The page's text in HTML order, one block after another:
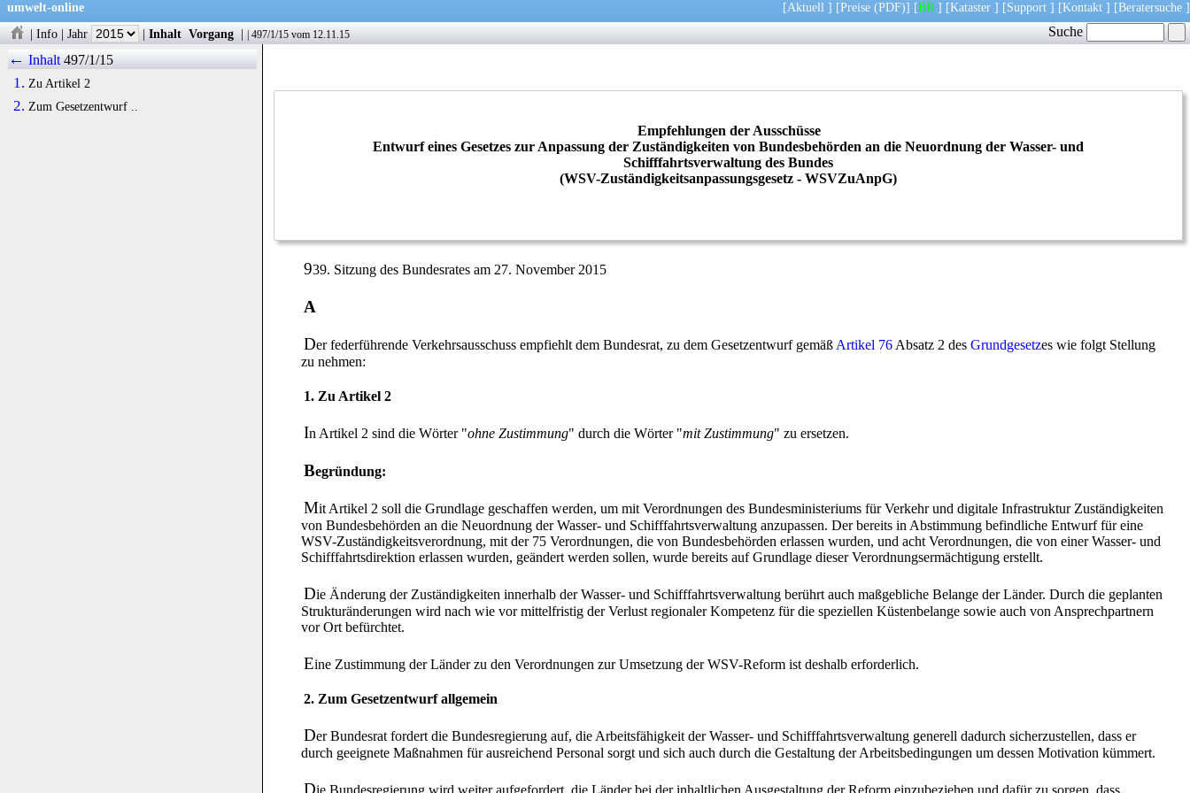
umwelt-online [Aktuell ] [Preise (PDF)] [BR ] [Kataster ] [Support ] [Kontakt ] [Beratersuche ]
| Info | Jahr | Inhalt Vorgang | 497/1/15 vom 12.11.15
Empfehlungen der Ausschüsse
Entwurf eines Gesetzes zur Anpassung der Zuständigkeiten von Bundesbehörden an die Neuordnung der Wasser- und
Schifffahrtsverwaltung des Bundes
(WSV-Zuständigkeitsanpassungsgesetz - WSVZuAnpG)
939. Sitzung des Bundesrates am 27. November 2015
A
Der federführende Verkehrsausschuss empfiehlt dem Bundesrat, zu dem Gesetzentwurf gemäßArtikel 76Absatz 2 desGrundgesetzes wie folgt Stellung
zu nehmen:
1. Zu Artikel 2
In Artikel 2 sind die Wörter "ohne Zustimmung" durch die Wörter "mit Zustimmung" zu ersetzen.
Begründung:
Mit Artikel 2 soll die Grundlage geschaffen werden, um mit Verordnungen des Bundesministeriums für Verkehr und digitale Infrastruktur Zuständigkeiten
von Bundesbehörden an die Neuordnung der Wasser- und Schifffahrtsverwaltung anzupassen. Der bereits in Abstimmung befindliche Entwurf für eine
WSV-Zuständigkeitsverordnung, mit der 75 Verordnungen, die von Bundesbehörden erlassen wurden, und acht Verordnungen, die von einer Wasser- und
Schifffahrtsdirektion erlassen wurden, geändert werden sollen, wurde bereits auf Grundlage dieser Verordnungsermächtigung erstellt.
Die Änderung der Zuständigkeiten innerhalb der Wasser- und Schifffahrtsverwaltung berührt auch maßgebliche Belange der Länder. Durch die geplanten
Strukturänderungen wird nach wie vor mittelfristig der Verlust regionaler Kompetenz für die speziellen Küstenbelange sowie auch von Ansprechpartnern
vor Ort befürchtet.
Eine Zustimmung der Länder zu den Verordnungen zur Umsetzung der WSV-Reform ist deshalb erforderlich.
2. Zum Gesetzentwurf allgemein
Der Bundesrat fordert die Bundesregierung auf, die Arbeitsfähigkeit der Wasser- und Schifffahrtsverwaltung generell dadurch sicherzustellen, dass er
durch geeignete Maßnahmen für ausreichend Personal sorgt und sich auch durch die Gestaltung der Arbeitsbedingungen um dessen Motivation kümmert.
Die Bundesregierung wird weiter aufgefordert, die Länder bei der inhaltlichen Ausgestaltung der Reform einzubeziehen und dafür zu sorgen, dass
← Inhalt 497/1/15
1. Zu Artikel 2
2. Zum Gesetzentwurf ..
Suche